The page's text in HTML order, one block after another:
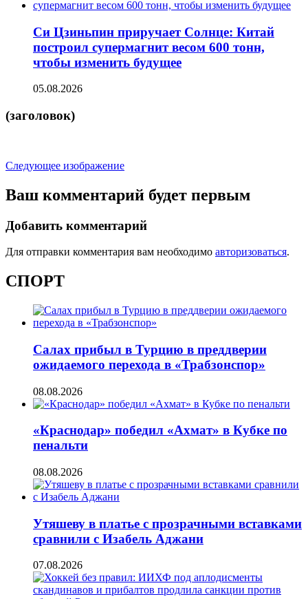
Си Цзиньпин приручает Солнце: Китай
построил супермагнит весом 600 тонн,
чтобы изменить будущее
05.08.2026
(заголовок)
Следующее изображение
Ваш комментарий будет первым
Добавить комментарий
Для отправки комментария вам необходимо авторизоваться.
СПОРТ
Салах прибыл в Турцию в преддверии
ожидаемого перехода в «Трабзонспор»
08.08.2026
«Краснодар» победил «Ахмат» в Кубке по
пенальти
08.08.2026
Утяшеву в платье с прозрачными вставками
сравнили с Изабель Аджани
07.08.2026